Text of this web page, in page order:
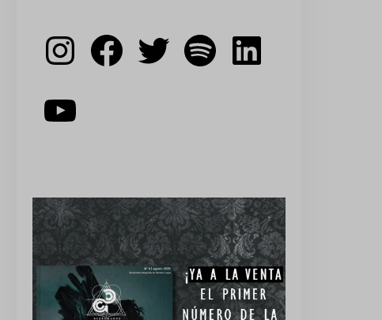
Instagram
Facebook
TwitterSpotifyLinkedIn
YouTube